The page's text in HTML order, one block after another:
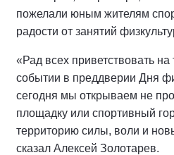
пожелали юным жителям
радости от занятий
«Рад всех приветствовать
событии в преддверии Дня
сегодня мы открываем не
площадку или спортивный
территорию силы, воли и
сказал Алексей Золотарев.